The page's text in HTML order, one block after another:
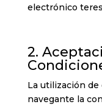
electrónico
2.
La utilización
navegante la